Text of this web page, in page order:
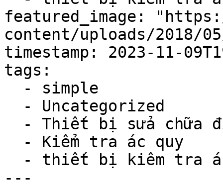
featured_image:
content/uploads/2018/
timestamp: 2023-11-
tags:
---